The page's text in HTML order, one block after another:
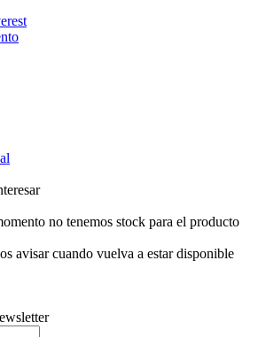
no tenemos stock para el producto
avisar cuando vuelva a estar disponible